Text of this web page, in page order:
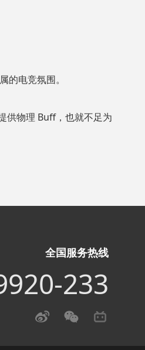
电竞氛围。
供物理 Buff，也就不足为
全国服务热线
233